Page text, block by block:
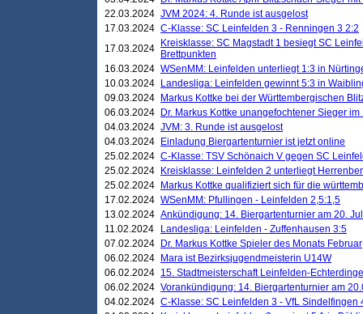
22.03.2024 JVM 2024: 4. Runde ist ausgelost
17.03.2024 C-Klasse: SC Leinfelden 3 - Renningen 3 2:2
17.03.2024
Kreisklasse: SC Magstadt 1 besiegt SC
Brettpunkten
16.03.2024 WSenMM: Leinfelden unterliegt 1:3 in
10.03.2024
Landesliga: Leinfelden gewinnt 5:3 in
09.03.2024
Markus Kottke bei der Württembergischen
06.03.2024
Dr. Markus Kottke unangefochtener Sieger
04.03.2024 JVM: 3. Runde ist ausgelost
04.03.2024
Einladung Biergartenturnier ist jetzt online
25.02.2024 C-Klasse: TSV Schönaich V gegen SC
25.02.2024
Kreisklasse: Leinfelden 2 unterliegt
25.02.2024
Markus Kottke qualifiziert sich für die
17.02.2024 WSenMM: Pfullingen - Leinfelden 2,5:1,5
13.02.2024 Ankündigung: 14. Biergartenturnier am 20.
11.02.2024
Landesliga: Leinfelden - Zuffenhausen 3:5
07.02.2024
Dr. Markus Kottke Spieler des Monats Februar
06.02.2024
Mara ist Bezirksjugendmeisterin U14W
06.02.2024 15. Stadtmeisterschaft Leinfelden-
06.02.2024 Vorankündigung: 14. Biergartenturnier am
04.02.2024 C-Klasse: SC Leinfelden 3 - VfL Sindelfingen